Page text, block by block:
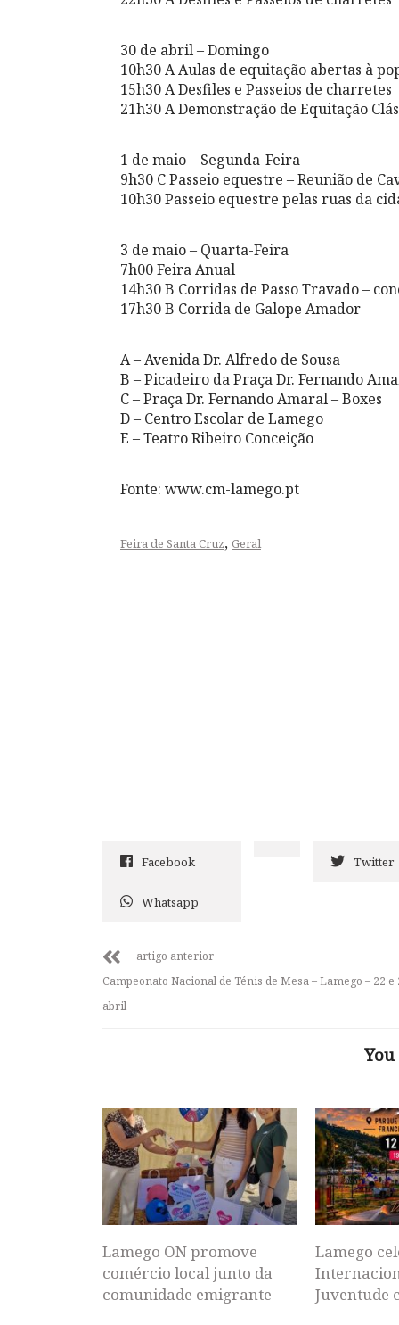
30 de abril – Domingo
10h30 A Aulas de equitação abertas à
15h30 A Desfiles e Passeios de charretes
21h30 A Demonstração de Equitação
1 de maio – Segunda-Feira
9h30 C Passeio equestre – Reunião de
10h30 Passeio equestre pelas ruas da
3 de maio – Quarta-Feira
7h00 Feira Anual
14h30 B Corridas de Passo Travado –
17h30 B Corrida de Galope Amador
A – Avenida Dr. Alfredo de Sousa
B – Picadeiro da Praça Dr. Fernando
C – Praça Dr. Fernando Amaral – Boxes
D – Centro Escolar de Lamego
E – Teatro Ribeiro Conceição
Fonte: www.cm-lamego.pt
Feira de Santa Cruz, Geral
Facebook Twitter
Whatsapp
artigo anterior
Campeonato Nacional de Ténis de Mesa – Lamego – 22 e
abril
Lamego ON promove
comércio local junto da
comunidade emigrante
Lamego
Juventude